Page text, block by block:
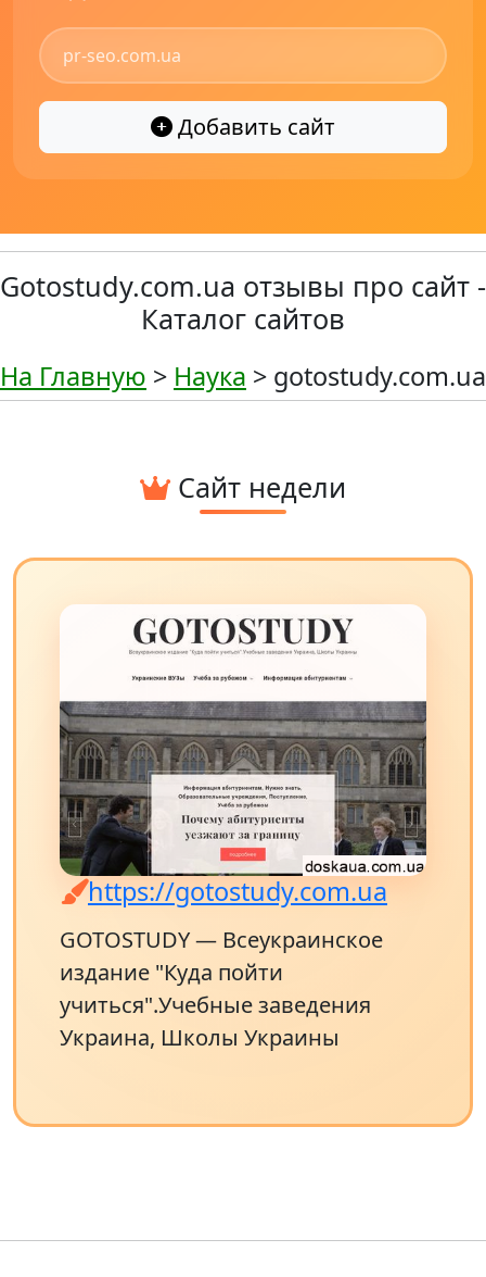
Добавить сайт
Gotostudy.com.ua отзывы про сайт -
Каталог сайтов
На Главную > Наука > gotostudy.com.ua
Сайт недели
https://gotostudy.com.ua
GOTOSTUDY — Всеукраинское
издание "Куда пойти
учиться".Учебные заведения
Украина, Школы Украины